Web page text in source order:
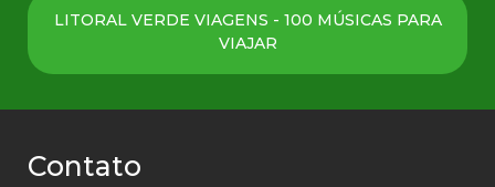
LITORAL VERDE VIAGENS - 100 MÚSICAS PARA
VIAJAR
Contato